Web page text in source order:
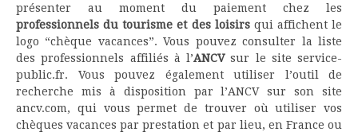
présenter au moment du paiement chez les
professionnels du tourisme et des loisirsqui affichent le
logo “chèque vacances”. Vous pouvez consulter la liste
des professionnels affiliés à l’ANCVsur le site service-
public.fr. Vous pouvez également utiliser l’outil de
recherche mis à disposition par l’ANCV sur son site
ancv.com, qui vous permet de trouver où utiliser vos
chèques vacances par prestation et par lieu, en France ou